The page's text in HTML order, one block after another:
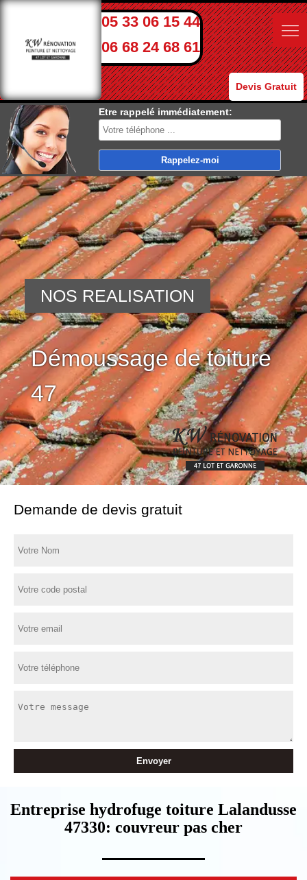
05 33 06 15 44
06 68 24 68 61
Devis Gratuit
Etre rappelé immédiatement:
Démoussage de toiture
47
NOS REALISATION
Demande de devis gratuit
Entreprise hydrofuge toiture Lalandusse
47330: couvreur pas cher